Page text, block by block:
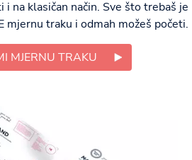
i na klasičan način. Sve što trebaš je
mjernu traku i odmah možeš početi.
MJERNU TRAKU